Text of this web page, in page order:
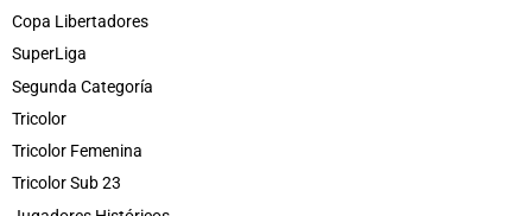
Copa Libertadores
SuperLiga
Segunda Categoría
Tricolor
Tricolor Femenina
Tricolor Sub 23